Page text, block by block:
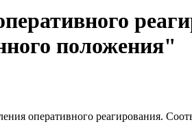
положения"
оперативного реагирования.